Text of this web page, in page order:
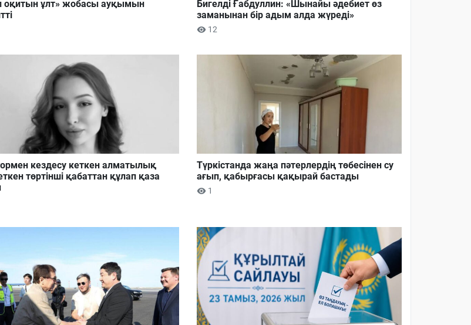
оқитын ұлт» жобасы ауқымын
Бигелді Ғабдуллин: «Шынайы әдебиет өз
заманынан бір адым алда жүреді»
12
кездесу кеткен алматылық
төртінші қабаттан құлап қаза
Түркістанда жаңа пәтерлердің төбесінен су
ағып, қабырғасы қақырай бастады
1